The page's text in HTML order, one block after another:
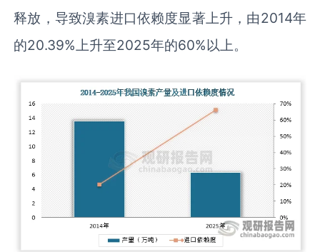
释放，导致溴素进口依赖度显著上升，由2014年
的20.39%上升至2025年的60%以上。